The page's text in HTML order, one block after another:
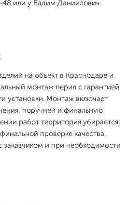
48 или у Вадим Даниилович.
на объект в Краснодаре и
монтаж перил с гарантией
установки. Монтаж включает
поручней и финальную
работ территория убирается,
проверке качества.
заказчиком и при необходимости